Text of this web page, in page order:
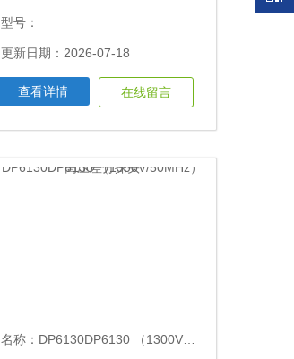
型号：
更新日期：2026-07-18
查看详情 在线留言
名称： DP6130DP6130 （1300V/50MHz）高压差分探头